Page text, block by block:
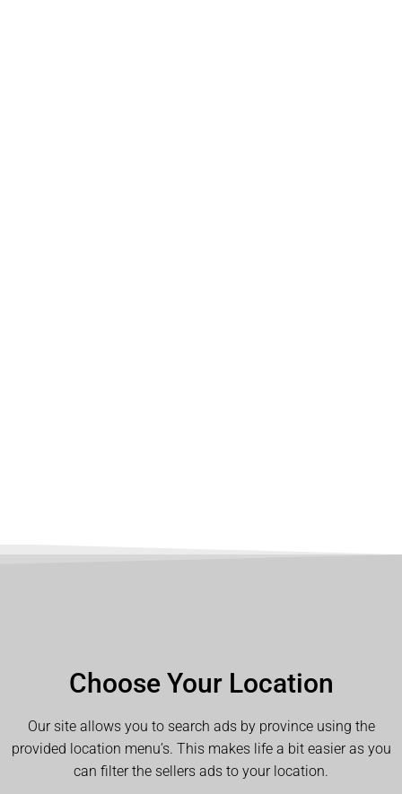
Choose Your Location
Our site allows you to search ads by province using the
provided location menu’s. This makes life a bit easier as you
can filter the sellers ads to your location.